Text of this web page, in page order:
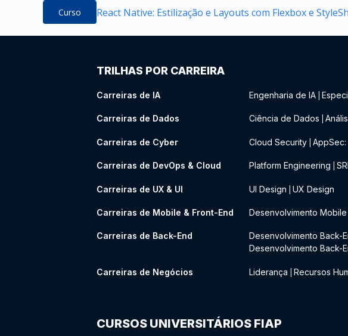
Curso React Native: Estilização e Layouts com Flexbox e
TRILHAS POR CARREIRA
Carreiras de IA Engenharia de IA
Carreiras de Dados Ciência de Dados
Carreiras de Cyber Cloud Security
Carreiras de DevOps & Cloud Platform Engineering
Carreiras de UX & UI UI Design UX Design
Carreiras de Mobile & Front-End Desenvolvimento
Carreiras de Back-End Desenvolvimento Back-
Desenvolvimento Back-
Carreiras de Negócios Liderança Recursos
CURSOS UNIVERSITÁRIOS FIAP